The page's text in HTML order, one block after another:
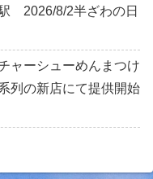
2026/8/2半ざわの日
ャーシューめんまつけ
列の新店にて提供開始